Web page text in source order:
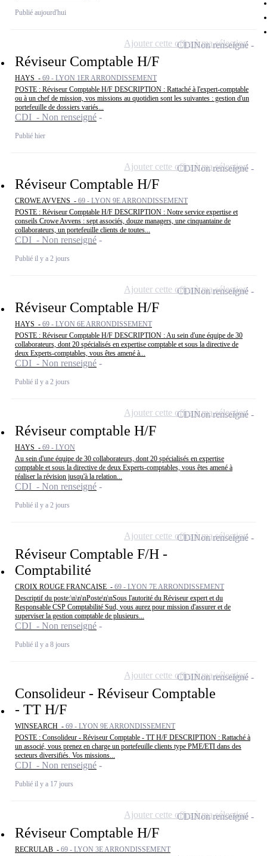
Publié aujourd'hui
Réviseur Comptable H/F
HAYS - 69 - LYON 1ER ARRONDISSEMENT
POSTE : Réviseur Comptable H/F DESCRIPTION : Rattaché à l'expert-comptable
ou à un chef de mission, vos missions au quotidien sont les suivantes : gestion d'un
portefeuille de dossiers variés...
CDI - Non renseigné
Publié hier
CDINon renseigné
Ajouter cette offre à ma sélection
Réviseur Comptable H/F
CROWE AVVENS - 69 - LYON 9E ARRONDISSEMENT
POSTE : Réviseur Comptable H/F DESCRIPTION : Notre service expertise et
conseils Crowe Avvens : sept associés, douze managers, une cinquantaine de
collaborateurs, un portefeuille clients de toutes...
CDI - Non renseigné
Publié il y a 2 jours
CDINon renseigné
Ajouter cette offre à ma sélection
Réviseur Comptable H/F
HAYS - 69 - LYON 6E ARRONDISSEMENT
POSTE : Réviseur Comptable H/F DESCRIPTION : Au sein d'une équipe de 30
collaborateurs, dont 20 spécialisés en expertise comptable et sous la directive de
deux Experts-comptables, vous êtes amené à...
CDI - Non renseigné
Publié il y a 2 jours
CDINon renseigné
Ajouter cette offre à ma sélection
Réviseur comptable H/F
HAYS - 69 - LYON
Au sein d'une équipe de 30 collaborateurs, dont 20 spécialisés en expertise
comptable et sous la directive de deux Experts-comptables, vous êtes amené à
réaliser la révision jusqu'à la relation...
CDI - Non renseigné
Publié il y a 2 jours
CDINon renseigné
Ajouter cette offre à ma sélection
Réviseur Comptable F/H -
Comptabilité
CROIX ROUGE FRANCAISE - 69 - LYON 7E ARRONDISSEMENT
Descriptif du poste:\n\n\nPoste\n\nSous l'autorité du Réviseur expert et du
Responsable CSP Comptabilité Sud, vous aurez pour mission d'assurer et de
superviser la gestion comptable de plusieurs...
CDI - Non renseigné
Publié il y a 8 jours
CDINon renseigné
Ajouter cette offre à ma sélection
Consolideur - Réviseur Comptable
- TT H/F
WINSEARCH - 69 - LYON 9E ARRONDISSEMENT
POSTE : Consolideur - Réviseur Comptable - TT H/F DESCRIPTION : Rattaché à
un associé, vous prenez en charge un portefeuille clients type PME/ETI dans des
secteurs diversifiés. Vos missions...
CDI - Non renseigné
Publié il y a 17 jours
CDINon renseigné
Ajouter cette offre à ma sélection
Réviseur Comptable H/F
RECRULAB - 69 - LYON 3E ARRONDISSEMENT
CDINon renseigné
Ajouter cette offre à ma sélection